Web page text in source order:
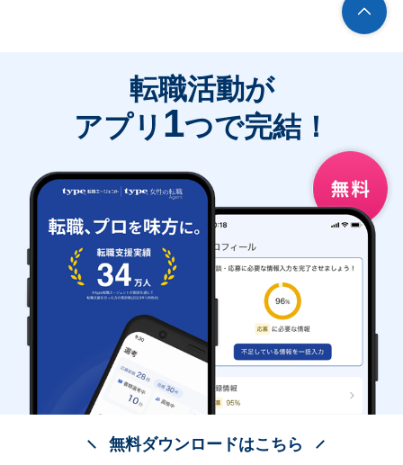
転職活動が
アプリ 1つで完結！
無料ダウンロードはこちら